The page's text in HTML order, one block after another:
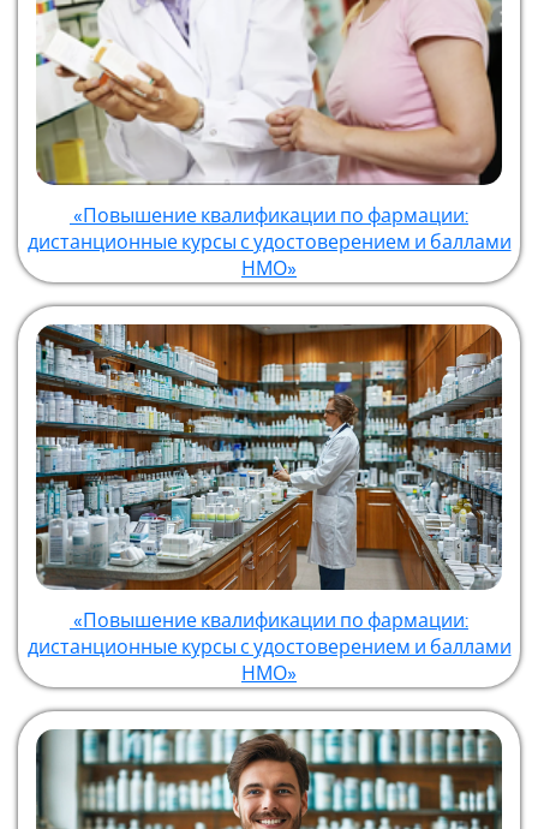
«Повышение квалификации по фармации:
дистанционные курсы с удостоверением и баллами
НМО»
«Повышение квалификации по фармации:
дистанционные курсы с удостоверением и баллами
НМО»